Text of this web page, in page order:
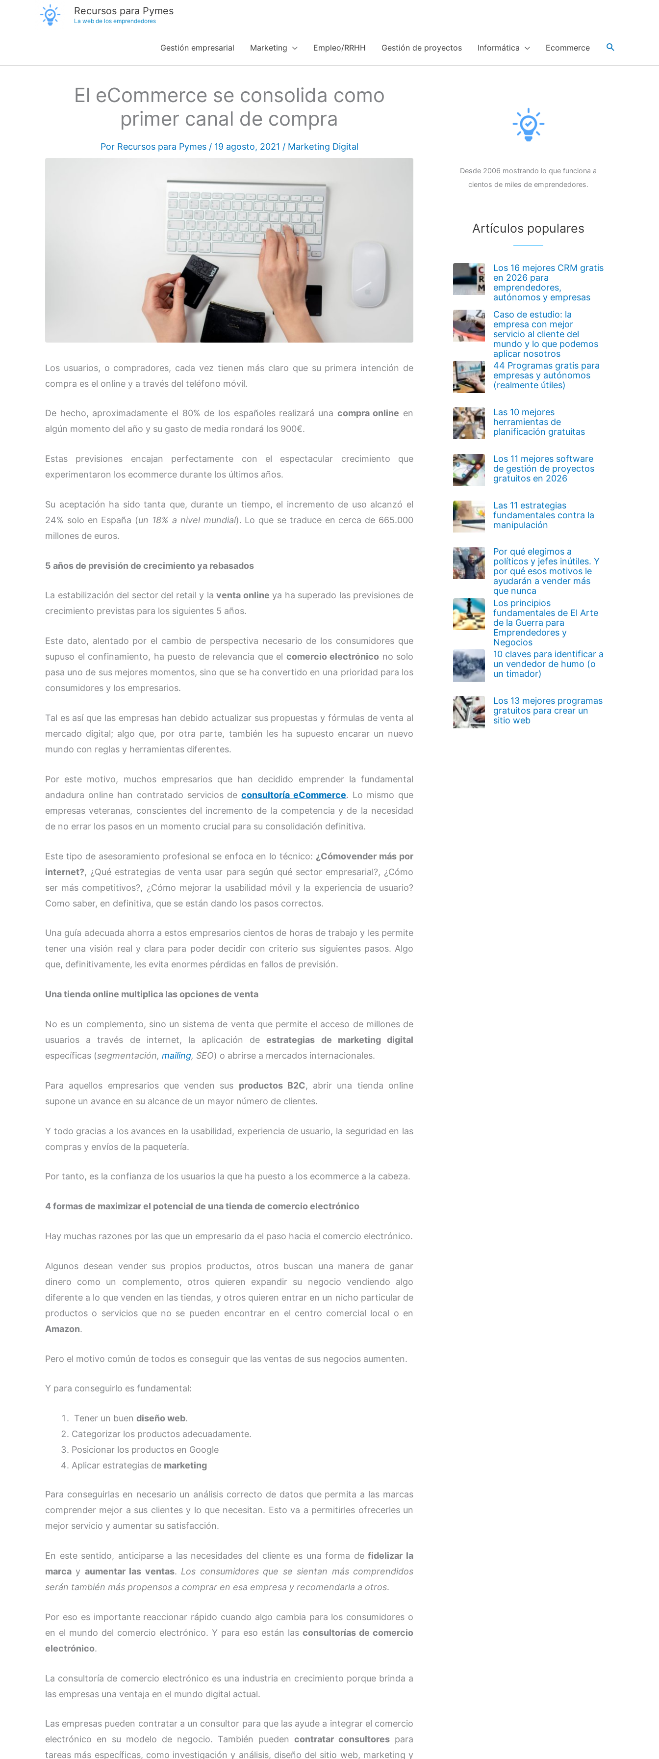
Recursos para Pymes
La web de los emprendedores
Gestión empresarial Marketing Empleo/RRHH Gestión de proyectos Informática Ecommerce
El eCommerce se consolida como
primer canal de compra
Por Recursos para Pymes / 19 agosto, 2021 / Marketing Digital
Los usuarios, o compradores, cada vez tienen más claro que su primera intención de
compra es el online y a través del teléfono móvil.
De hecho, aproximadamente el 80% de los españoles realizará una compra online en
algún momento del año y su gasto de media rondará los 900€.
Estas previsiones encajan perfectamente con el espectacular crecimiento que
experimentaron los ecommerce durante los últimos años.
Su aceptación ha sido tanta que, durante un tiempo, el incremento de uso alcanzó el
24% solo en España (un 18% a nivel mundial). Lo que se traduce en cerca de 665.000
millones de euros.
5 años de previsión de crecimiento ya rebasados
La estabilización del sector del retail y laventa online ya ha superado las previsiones de
crecimiento previstas para los siguientes 5 años.
Este dato, alentado por el cambio de perspectiva necesario de los consumidores que
supuso el confinamiento, ha puesto de relevancia que el comercio electrónico no solo
pasa uno de sus mejores momentos, sino que se ha convertido en una prioridad para los
consumidores y los empresarios.
Tal es así que las empresas han debido actualizar sus propuestas y fórmulas de venta al
mercado digital; algo que, por otra parte, también les ha supuesto encarar un nuevo
mundo con reglas y herramientas diferentes.
Por este motivo, muchos empresarios que han decidido emprender la fundamental
andadura online han contratado servicios deconsultoría eCommerce. Lo mismo que
empresas veteranas, conscientes del incremento de la competencia y de la necesidad
de no errar los pasos en un momento crucial para su consolidación definitiva.
Este tipo de asesoramiento profesional se enfoca en lo técnico: ¿Cómovender más por
internet?, ¿Qué estrategias de venta usar para según qué sector empresarial?, ¿Cómo
ser más competitivos?, ¿Cómo mejorar la usabilidad móvil y la experiencia de usuario?
Como saber, en definitiva, que se están dando los pasos correctos.
Una guía adecuada ahorra a estos empresarios cientos de horas de trabajo y les permite
tener una visión real y clara para poder decidir con criterio sus siguientes pasos. Algo
que, definitivamente, les evita enormes pérdidas en fallos de previsión.
Una tienda online multiplica las opciones de venta
No es un complemento, sino un sistema de venta que permite el acceso de millones de
usuarios a través de internet, la aplicación deestrategias de marketing digital
específicas (segmentación, mailing, SEO) o abrirse a mercados internacionales.
Para aquellos empresarios que venden sus productos B2C, abrir una tienda online
supone un avance en su alcance de un mayor número de clientes.
Y todo gracias a los avances en la usabilidad, experiencia de usuario, la seguridad en las
compras y envíos de la paquetería.
Por tanto, es la confianza de los usuarios la que ha puesto a los ecommerce a la cabeza.
4 formas de maximizar el potencial de una tienda de comercio electrónico
Hay muchas razones por las que un empresario da el paso hacia el comercio electrónico.
Algunos desean vender sus propios productos, otros buscan una manera de ganar
dinero como un complemento, otros quieren expandir su negocio vendiendo algo
diferente a lo que venden en las tiendas, y otros quieren entrar en un nicho particular de
productos o servicios que no se pueden encontrar en el centro comercial local o en
Amazon.
Pero el motivo común de todos es conseguir que las ventas de sus negocios aumenten.
Y para conseguirlo es fundamental:
Tener un buen diseño web.
Categorizar los productos adecuadamente.
Posicionar los productos en Google
Aplicar estrategias de marketing
Para conseguirlas en necesario un análisis correcto de datos que permita a las marcas
comprender mejor a sus clientes y lo que necesitan. Esto va a permitirles ofrecerles un
mejor servicio y aumentar su satisfacción.
En este sentido, anticiparse a las necesidades del cliente es una forma defidelizar la
marca y aumentar las ventas. Los consumidores que se sientan más comprendidos
serán también más propensos a comprar en esa empresa y recomendarla a otros.
Por eso es importante reaccionar rápido cuando algo cambia para los consumidores o
en el mundo del comercio electrónico. Y para eso están las consultorías de comercio
electrónico.
La consultoría de comercio electrónico es una industria en crecimiento porque brinda a
las empresas una ventaja en el mundo digital actual.
Las empresas pueden contratar a un consultor para que las ayude a integrar el comercio
electrónico en su modelo de negocio. También pueden contratar consultores para
tareas más específicas, como investigación y análisis, diseño del sitio web, marketing y
Desde 2006 mostrando lo que funciona a
cientos de miles de emprendedores.
Artículos populares
Los 16 mejores CRM gratis
en 2026 para
emprendedores,
autónomos y empresas
Caso de estudio: la
empresa con mejor
servicio al cliente del
mundo y lo que podemos
aplicar nosotros
44 Programas gratis para
empresas y autónomos
(realmente útiles)
Las 10 mejores
herramientas de
planificación gratuitas
Los 11 mejores software
de gestión de proyectos
gratuitos en 2026
Las 11 estrategias
fundamentales contra la
manipulación
Por qué elegimos a
políticos y jefes inútiles. Y
por qué esos motivos le
ayudarán a vender más
que nunca
Los principios
fundamentales de El Arte
de la Guerra para
Emprendedores y
Negocios
10 claves para identificar a
un vendedor de humo (o
un timador)
Los 13 mejores programas
gratuitos para crear un
sitio web